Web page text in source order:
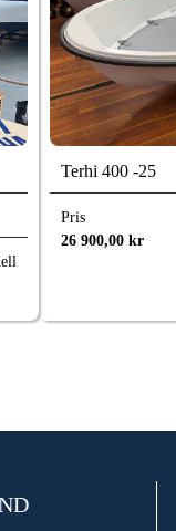
Terhi 400 -25
Pris
26 900,00 kr